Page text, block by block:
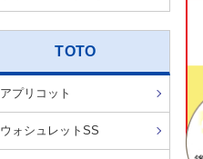
TOTO
アプリコット
ウォシュレットSS